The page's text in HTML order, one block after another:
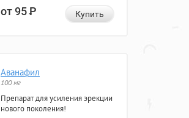
от 95Р Купить
Аванафил
100 мг
Препарат для усиления эрекции
нового поколения!